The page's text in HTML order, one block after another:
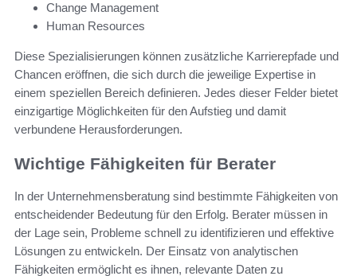
Change Management
Human Resources
Diese Spezialisierungen können zusätzliche Karrierepfade und
Chancen eröffnen, die sich durch die jeweilige Expertise in
einem speziellen Bereich definieren. Jedes dieser Felder bietet
einzigartige Möglichkeiten für den Aufstieg und damit
verbundene Herausforderungen.
Wichtige Fähigkeiten für Berater
In der Unternehmensberatung sind bestimmte Fähigkeiten von
entscheidender Bedeutung für den Erfolg. Berater müssen in
der Lage sein, Probleme schnell zu identifizieren und effektive
Lösungen zu entwickeln. Der Einsatz von analytischen
Fähigkeiten ermöglicht es ihnen, relevante Daten zu